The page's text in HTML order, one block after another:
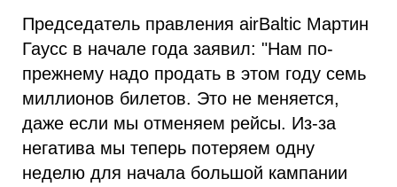
Председатель правления airBaltic Мартин
Гаусс в начале года заявил: "Нам по-
прежнему надо продать в этом году семь
миллионов билетов. Это не меняется,
даже если мы отменяем рейсы. Из-за
негатива мы теперь потеряем одну
неделю для начала большой кампании